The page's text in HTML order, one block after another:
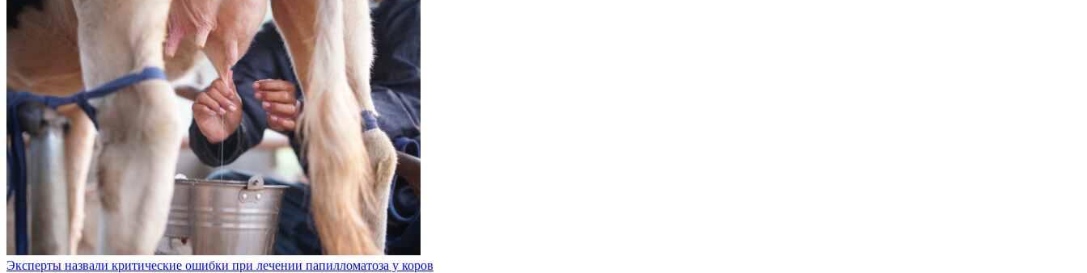
Эксперты назвали критические ошибки при лечении папилломатоза у коров